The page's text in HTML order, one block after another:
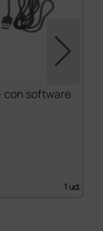
con software
1 ud.